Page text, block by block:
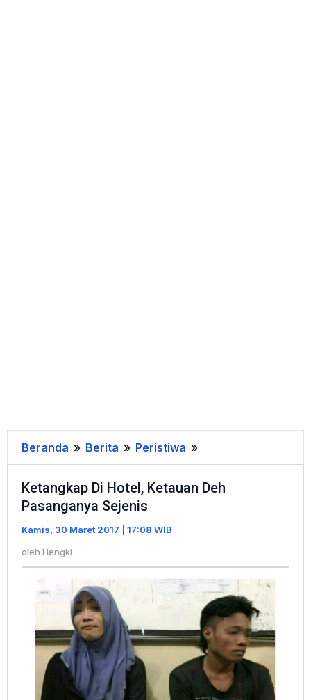
Beranda » Berita » Peristiwa »
Di
Hotel,
Sejenis
Ketangkap Di Hotel, Ketauan Deh
Pasanganya Sejenis
Kamis, 30 Maret 2017 | 17:08 WIB
oleh Hengki